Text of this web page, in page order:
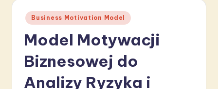
li
P
Posted
in
Business Motivation Model
Model Motywacji
Biznesowej do
Analizy Ryzyka i